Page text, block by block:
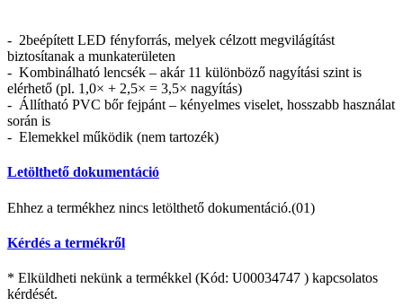
- 2beépített LED fényforrás, melyek célzott megvilágítást
biztosítanak a munkaterületen
- Kombinálható lencsék – akár 11 különböző nagyítási szint is
elérhető (pl. 1,0× + 2,5× = 3,5× nagyítás)
- Állítható PVC bőr fejpánt – kényelmes viselet, hosszabb használat
során is
- Elemekkel működik (nem tartozék)
Letölthető dokumentáció
Ehhez a termékhez nincs letölthető dokumentáció.(01)
Kérdés a termékről
* Elküldheti nekünk a termékkel (Kód: U00034747 ) kapcsolatos
kérdését.